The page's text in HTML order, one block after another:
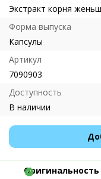
Экстракт корня
Форма выпуска
Капсулы
Артикул
7090903
Доступность
В наличии